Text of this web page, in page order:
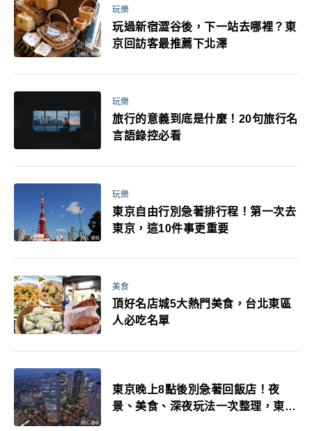
玩樂
玩過新宿澀谷後，下一站去哪裡？東
京回訪客最推薦下北澤
玩樂
旅行的意義到底是什麼！20句旅行名
言語錄控必看
玩樂
東京自由行別急著排行程！第一次去
東京，這10件事更重要
美食
頂好名店城5大熱門美食，台北東區
人必吃名單
東京晚上8點後別急著回飯店！夜
景、美食、深夜玩法一次整理，東京